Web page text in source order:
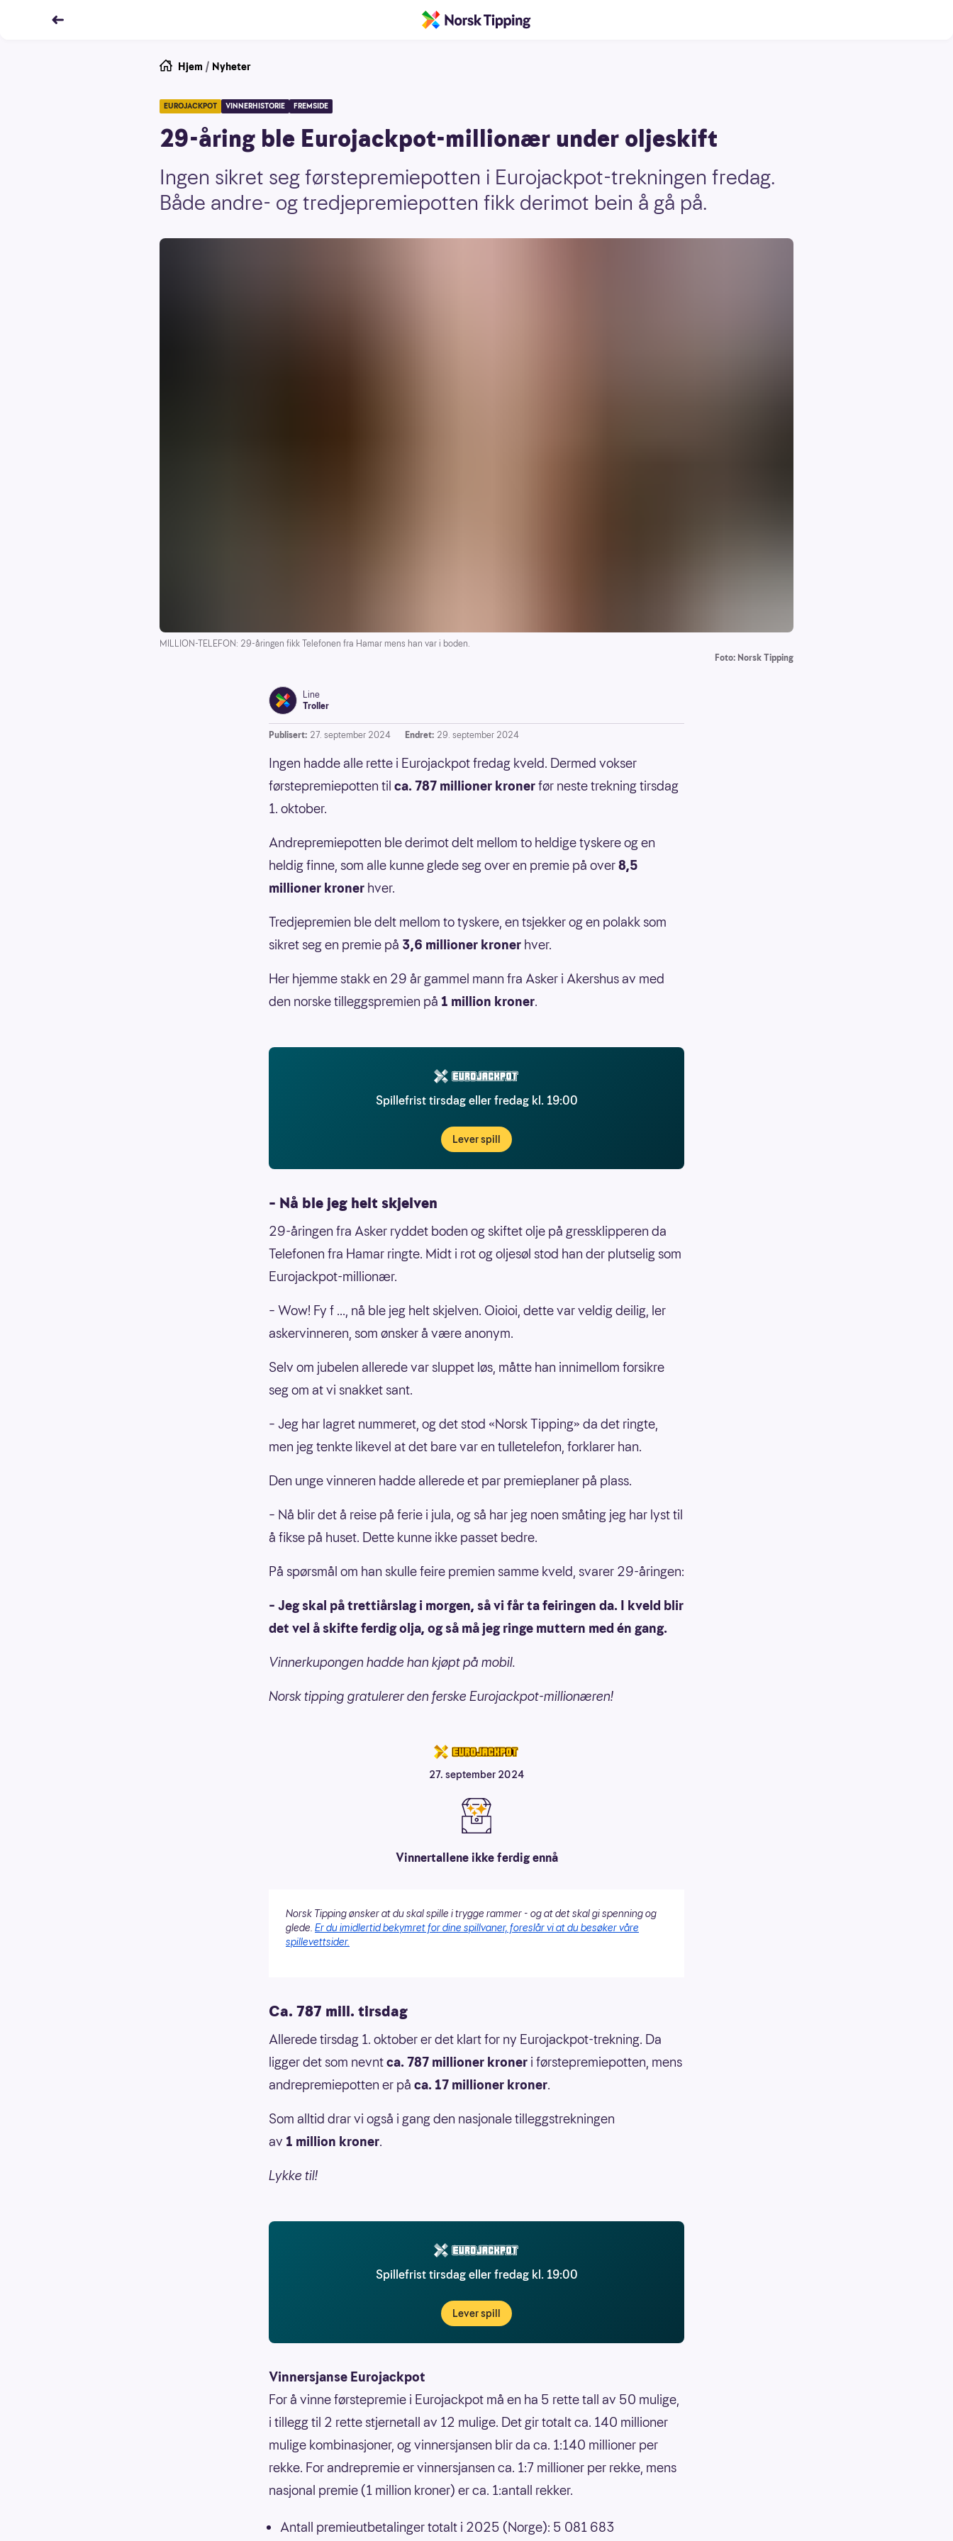
Hjem / Nyheter
EUROJACKPOT VINNERHISTORIE FREMSIDE
29-åring ble Eurojackpot-millionær under oljeskift
Ingen sikret seg førstepremiepotten i Eurojackpot-trekningen fredag.
Både andre- og tredjepremiepotten fikk derimot bein å gå på.
MILLION-TELEFON: 29-åringen fikk Telefonen fra Hamar mens han var i boden.
Foto: Norsk Tipping
Line
Troller
Publisert: 27. september 2024 Endret: 29. september 2024
Ingen hadde alle rette i Eurojackpot fredag kveld. Dermed vokser
førstepremiepotten til ca. 787 millioner kronerfør neste trekning tirsdag
1. oktober.
Andrepremiepotten ble derimot delt mellom to heldige tyskere og en
heldig finne, som alle kunne glede seg over en premie på over8,5
millioner kroner hver.
Tredjepremien ble delt mellom to tyskere, en tsjekker og en polakk som
sikret seg en premie på 3,6 millioner kroner hver.
Her hjemme stakk en 29 år gammel mann fra Asker i Akershus av med
den norske tilleggspremien på 1 million kroner.
Spillefrist tirsdag eller fredag kl. 19:00
Lever spill
– Nå ble jeg helt skjelven
29-åringen fra Asker ryddet boden og skiftet olje på gressklipperen da
Telefonen fra Hamar ringte. Midt i rot og oljesøl stod han der plutselig som
Eurojackpot-millionær.
– Wow! Fy f ..., nå ble jeg helt skjelven. Oioioi, dette var veldig deilig, ler
askervinneren, som ønsker å være anonym.
Selv om jubelen allerede var sluppet løs, måtte han innimellom forsikre
seg om at vi snakket sant.
– Jeg har lagret nummeret, og det stod «Norsk Tipping» da det ringte,
men jeg tenkte likevel at det bare var en tulletelefon, forklarer han.
Den unge vinneren hadde allerede et par premieplaner på plass.
– Nå blir det å reise på ferie i jula, og så har jeg noen småting jeg har lyst til
å fikse på huset. Dette kunne ikke passet bedre.
På spørsmål om han skulle feire premien samme kveld, svarer 29-åringen:
– Jeg skal på trettiårslag i morgen, så vi får ta feiringen da. I kveld blir
det vel å skifte ferdig olja, og så må jeg ringe muttern med én gang.
Vinnerkupongen hadde han kjøpt på mobil.
Norsk tipping gratulerer den ferske Eurojackpot-millionæren!
27. september 2024
Vinnertallene ikke ferdig ennå
Norsk Tipping ønsker at du skal spille i trygge rammer - og at det skal gi spenning og
glede. Er du imidlertid bekymret for dine spillvaner, foreslår vi at du besøker våre
spillevettsider.
Ca. 787 mill. tirsdag
Allerede tirsdag 1. oktober er det klart for ny Eurojackpot-trekning. Da
ligger det som nevntca. 787 millioner kroner i førstepremiepotten, mens
andrepremiepotten er på ca. 17 millioner kroner.
Som alltid drar vi også i gang den nasjonale tilleggstrekningen
av 1 million kroner.
Lykke til!
Spillefrist tirsdag eller fredag kl. 19:00
Lever spill
Vinnersjanse Eurojackpot
For å vinne førstepremie i Eurojackpot må en ha 5 rette tall av 50 mulige,
i tillegg til 2 rette stjernetall av 12 mulige. Det gir totalt ca. 140 millioner
mulige kombinasjoner, og vinnersjansen blir da ca. 1:140 millioner per
rekke. For andrepremie er vinnersjansen ca. 1:7 millioner per rekke, mens
nasjonal premie (1 million kroner) er ca. 1:antall rekker.
Antall premieutbetalinger totalt i 2025 (Norge): 5 081 683